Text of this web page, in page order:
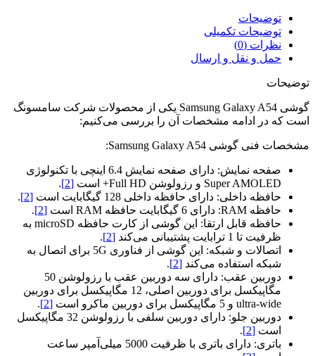
توضیحات
توضیحات تکمیلی
نظرات (0)
حمل و نقل و ارسال
توضیحات
گوشی Samsung Galaxy A54 یکی از محصولات شرکت سامسونگ
است که در ادامه مشخصات آن را بررسی می‌کنیم:
مشخصات فنی گوشی Samsung Galaxy A54:
صفحه نمایش: دارای صفحه نمایش 6.4 اینچی با تکنولوژی
Super AMOLED و رزولوشن Full HD+ است
[2]
.
حافظه داخلی: دارای حافظه داخلی 128 گیگابایت است
[2]
.
حافظه RAM: دارای 6 گیگابایت حافظه RAM است
[2]
.
حافظه قابل ارتقا: این گوشی از کارت حافظه microSD به
ظرفیت تا 1 ترابایت پشتیبانی می‌کند
[2]
.
اتصالات و شبکه: این گوشی از فناوری 5G برای اتصال به
شبکه استفاده می‌کند [2]
.
دوربین عقب: دارای سه دوربین عقب با رزولوشن 50
مگاپیکسل برای دوربین اصلی، 12 مگاپیکسل برای دوربین
ultra-wide و 5 مگاپیکسل برای دوربین ماکرو است
[2]
.
دوربین جلو: دارای دوربین سلفی با رزولوشن 32 مگاپیکسل
است [2]
.
باتری: دارای باتری با ظرفیت 5000 میلی‌آمپر ساعت